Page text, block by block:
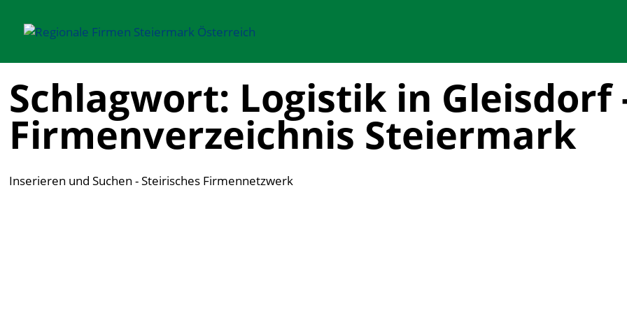
Schlagwort: Logistik in Gleisdorf
Firmenverzeichnis Steiermark
Inserieren und Suchen - Steirisches Firmennetzwerk